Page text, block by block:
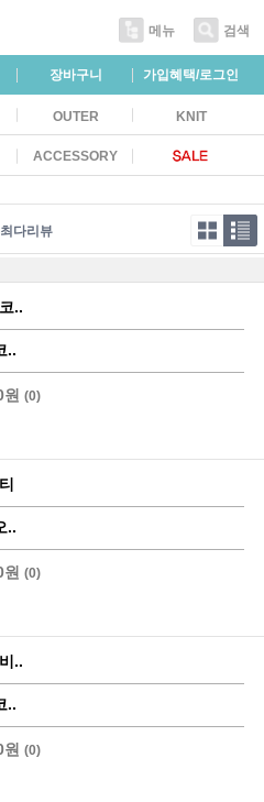
메뉴 검색
장바구니 가입혜택/로그인
OUTER KNIT
ACCESSORY
최다리뷰
..
..
원 (0)
..
(0)
..
..
(0)